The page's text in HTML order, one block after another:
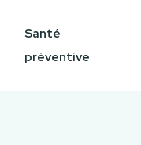
Santé
préventive